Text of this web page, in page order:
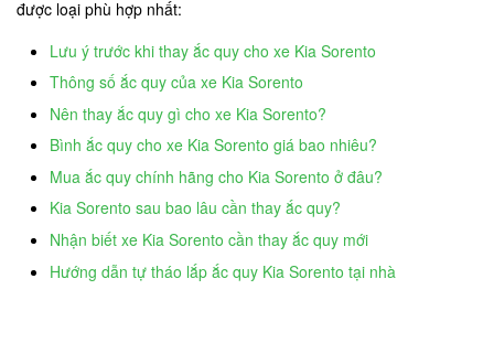
được loại phù hợp nhất:
Lưu ý trước khi thay ắc quy cho xe Kia Sorento
Thông số ắc quy của xe Kia Sorento
Nên thay ắc quy gì cho xe Kia Sorento?
Bình ắc quy cho xe Kia Sorento giá bao nhiêu?
Mua ắc quy chính hãng cho Kia Sorento ở đâu?
Kia Sorento sau bao lâu cần thay ắc quy?
Nhận biết xe Kia Sorento cần thay ắc quy mới
Hướng dẫn tự tháo lắp ắc quy Kia Sorento tại nhà